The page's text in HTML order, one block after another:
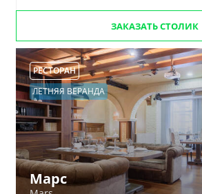
ЗАКАЗАТЬ СТОЛИК
РЕСТОРАН
ЛЕТНЯЯ ВЕРАНДА
Марс